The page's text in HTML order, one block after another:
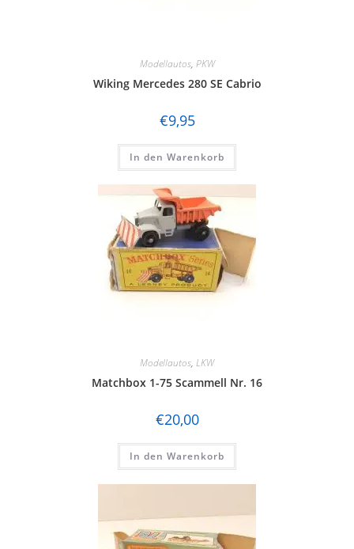
Modellautos, PKW
Wiking Mercedes 280 SE Cabrio
€9,95
In den Warenkorb
Modellautos, LKW
Matchbox 1-75 Scammell Nr. 16
€20,00
In den Warenkorb